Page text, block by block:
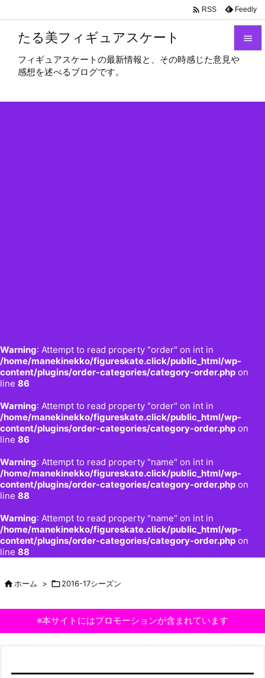
たる美フィギュアスケート
フィギュアスケートの最新情報と、その時感じた意見や
感想を述べるブログです。
Warning: Attempt to read property "order" on int in
/home/manekinekko/figureskate.click/public_html/wp-
content/plugins/order-categories/category-order.php on
line 86
Warning: Attempt to read property "order" on int in
/home/manekinekko/figureskate.click/public_html/wp-
content/plugins/order-categories/category-order.php on
line 86
Warning: Attempt to read property "name" on int in
/home/manekinekko/figureskate.click/public_html/wp-
content/plugins/order-categories/category-order.php on
line 88
Warning: Attempt to read property "name" on int in
/home/manekinekko/figureskate.click/public_html/wp-
content/plugins/order-categories/category-order.php on
line 88

 RSS Feedly
ホーム > 2016-17シーズン
※本サイトにはプロモーションが含まれています